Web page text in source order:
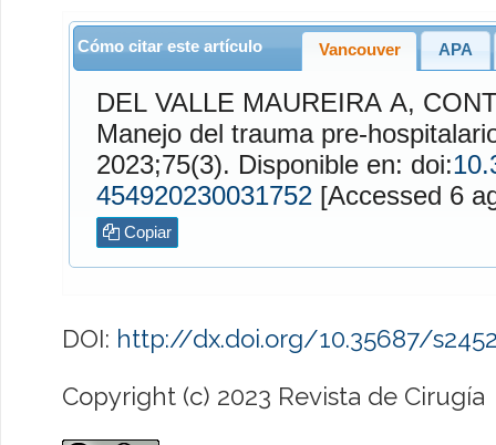
Cómo citar este artículo Vancouver APA
DEL VALLE MAUREIRAA,
Manejo del trauma pre-
2023;75(3). Disponible en: doi:
454920230031752
Copiar
DOI: http://dx.doi.org/10.35687/
Copyright (c) 2023 Revista de Cirugía